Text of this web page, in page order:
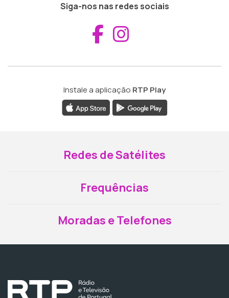
Siga-nos nas redes sociais
Aceder ao
Instale a aplicação RTP Play
Redes de Satélites
Frequências
Moradas e Telefones